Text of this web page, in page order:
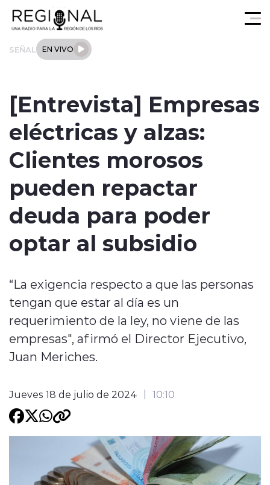
SEÑAL EN VIVO
Regional
Tendencias
Internacional
Deportes
Programacion
[Entrevista] Empresas
eléctricas y alzas:
Clientes morosos
pueden repactar
deuda para poder
optar al subsidio
“La exigencia respecto a que las personas
tengan que estar al día es un
requerimiento de la ley, no viene de las
empresas", afirmó el Director Ejecutivo,
Juan Meriches.
Jueves 18 de julio de 2024 10:10